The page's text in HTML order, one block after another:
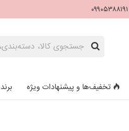
تخفیف‌ها و پیشنهادات ویژه